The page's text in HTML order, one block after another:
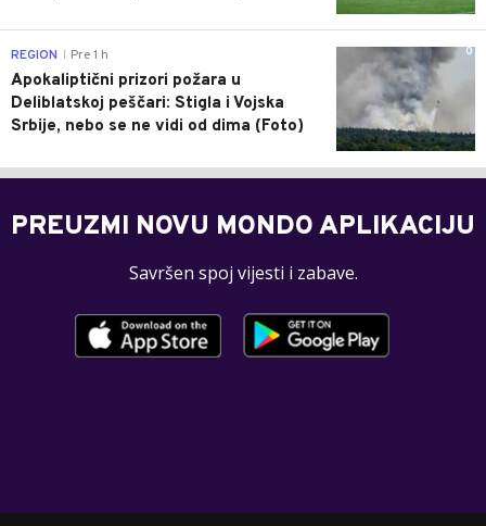
0
REGION Pre 1 h
Apokaliptični prizori požara u
Deliblatskoj peščari: Stigla i Vojska
Srbije, nebo se ne vidi od dima (Foto)
PREUZMI NOVU MONDO APLIKACIJU
Savršen spoj vijesti i zabave.